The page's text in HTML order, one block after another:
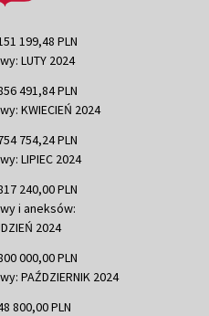
199,48 PLN
LUTY 2024
491,84 PLN
KWIECIEŃ 2024
754,24 PLN
LIPIEC 2024
240,00 PLN
i aneksów:
2024
000,00 PLN
PAŹDZIERNIK 2024
800,00 PLN